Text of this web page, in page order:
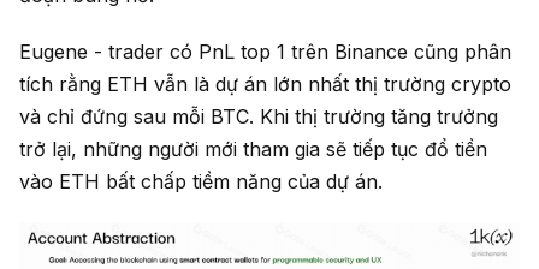
Eugene - trader có PnL top 1 trên Binance cũng phân
tích rằng ETH vẫn là dự án lớn nhất thị trường crypto
và chỉ đứng sau mỗi BTC. Khi thị trường tăng trưởng
trở lại, những người mới tham gia sẽ tiếp tục đổ tiền
vào ETH bất chấp tiềm năng của dự án.